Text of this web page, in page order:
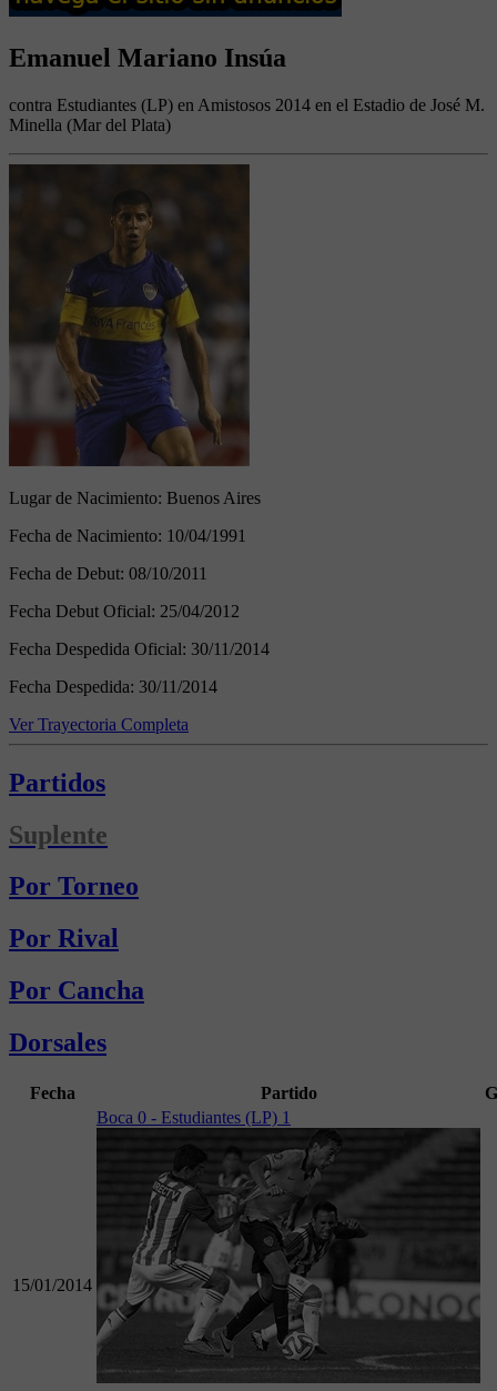
Emanuel Mariano Insúa
contra Estudiantes (LP) en Amistosos 2014 en el Estadio de José M.
Minella (Mar del Plata)
Lugar de Nacimiento: Buenos Aires
Fecha de Nacimiento: 10/04/1991
Fecha de Debut: 08/10/2011
Fecha Debut Oficial: 25/04/2012
Fecha Despedida Oficial: 30/11/2014
Fecha Despedida: 30/11/2014
Ver Trayectoria Completa
Partidos
Suplente
Por Torneo
Por Rival
Por Cancha
Dorsales
Fecha Partido
15/01/2014
Boca 0 - Estudiantes (LP) 1